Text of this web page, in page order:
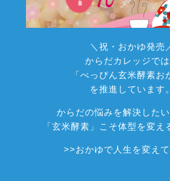
＼祝・おかゆ発売
からだカレッジでは
「べっぴん玄米酵素お
を推進しています。
からだの悩みを解決したい
「玄米酵素」こそ体型を変え
>>おかゆで人生を変え